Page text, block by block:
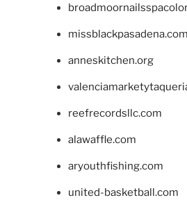
missblackpasadena.com
anneskitchen.org
reefrecordsllc.com
alawaffle.com
aryouthfishing.com
united-basketball.com